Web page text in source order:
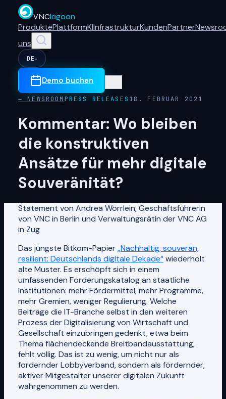
VNClagoon
ProduktePlattformKIInfrastrukturKundenPartner
uns
DE ▾
Demo buchen
← NEWSROOM PRESS RELEASES 18. FEBRUAR 2021
Kommentar: Wo bleiben
die konstruktiven
Ansätze für mehr digitale
Souveränität?
Statement von Andrea Wörrlein, Geschäftsführerin
von VNC in Berlin und Verwaltungsrätin der VNC AG
in Zug
Das jüngste Bitkom-Papier„Nachhaltig, souverän,
resilient: Deutschlands digitale Dekade“wiederholt
alte Muster. Es erschöpft sich in einem
umfassenden Forderungskatalog an staatliche
Institutionen: mehr Fördermittel, mehr Programme,
mehr Gremien, weniger Regulierung. Welche
Beiträge die IT-Branche selbst in den weiteren
Prozess der Digitalisierung von Wirtschaft und
Gesellschaft einzubringen gedenkt, etwa beim
Thema flächendeckende Breitbandausstattung,
fehlt völlig. Das ist zu wenig, um nicht nur als
fordernder Lobbyverband, sondern als fördernder,
aktiver Mitgestalter unserer digitalen Zukunft
wahrgenommen zu werden.